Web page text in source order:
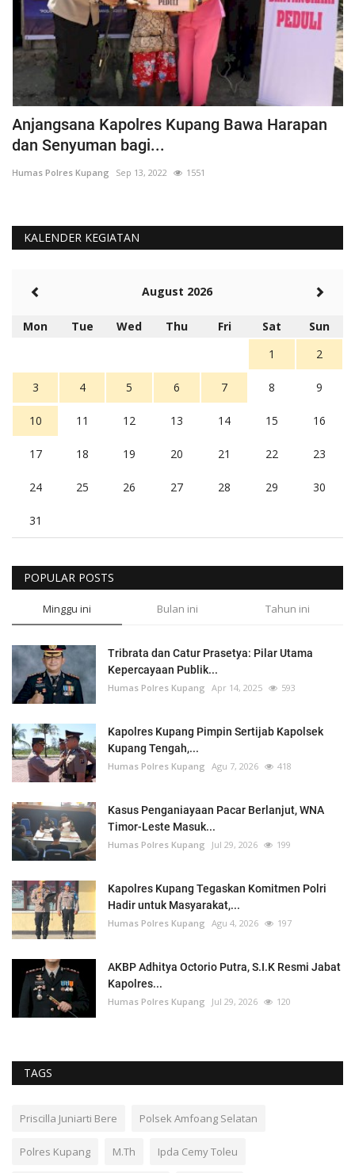
Anjangsana Kapolres Kupang Bawa Harapan
dan Senyuman bagi...
Humas Polres Kupang Sep 13, 2022 1551
KALENDER KEGIATAN
August 2026
Mon Tue Wed Thu Fri Sat
Sun
1
2
3 4 5 6 7 8 9
10 11 12 13 14 15 16
17 18 19 20 21 22 23
24 25 26 27 28 29 30
31
POPULAR POSTS
Minggu ini Bulan ini Tahun ini
Tribrata dan Catur Prasetya: Pilar Utama
Kepercayaan Publik...
Humas Polres Kupang Apr 14, 2025 593
Kapolres Kupang Pimpin Sertijab Kapolsek
Kupang Tengah,...
Humas Polres Kupang Agu 7, 2026 418
Kasus Penganiayaan Pacar Berlanjut, WNA
Timor-Leste Masuk...
Humas Polres Kupang Jul 29, 2026 199
Kapolres Kupang Tegaskan Komitmen Polri
Hadir untuk Masyarakat,...
Humas Polres Kupang Agu 4, 2026 197
AKBP Adhitya Octorio Putra, S.I.K Resmi Jabat
Kapolres...
Humas Polres Kupang Jul 29, 2026 120
TAGS
Priscilla Juniarti Bere Polsek Amfoang Selatan
Polres Kupang M.Th Ipda Cemy Toleu